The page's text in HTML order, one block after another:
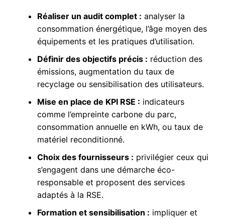
Réaliser un audit complet : analyser la
consommation énergétique, l’âge moyen des
équipements et les pratiques d’utilisation.
Définir des objectifs précis : réduction des
émissions, augmentation du taux de
recyclage ou sensibilisation des utilisateurs.
Mise en place de KPI RSE : indicateurs
comme l’empreinte carbone du parc,
consommation annuelle en kWh, ou taux de
matériel reconditionné.
Choix des fournisseurs : privilégier ceux qui
s’engagent dans une démarche éco-
responsable et proposent des services
adaptés à la RSE.
Formation et sensibilisation : impliquer et